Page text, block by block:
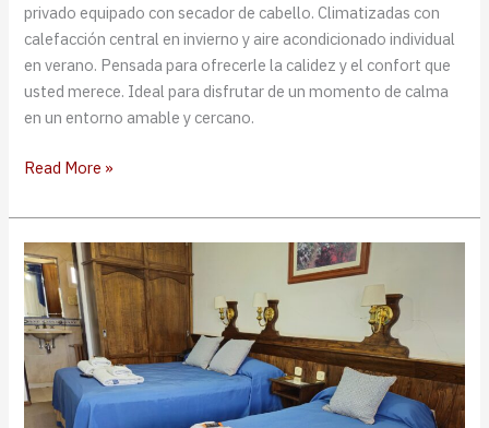
privado equipado con secador de cabello. Climatizadas con
calefacción central en invierno y aire acondicionado individual
en verano. Pensada para ofrecerle la calidez y el confort que
usted merece. Ideal para disfrutar de un momento de calma
en un entorno amable y cercano.
Matrimonial
Read More »